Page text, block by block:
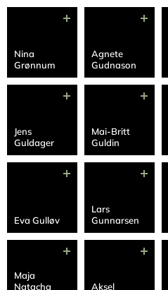
Nina
Grønnum
Agnete
Gudnason
Jens
Guldager
Mai-Britt
Guldin
Eva Gulløv
Lars
Gunnarsen
Maja
Natacha
Aksel